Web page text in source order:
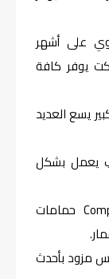
على أشهر
يوفر كافة
يسع العديد
يعمل بشكل
يضم Compound Ramatan New Capital حمامات
مزود بأحدث